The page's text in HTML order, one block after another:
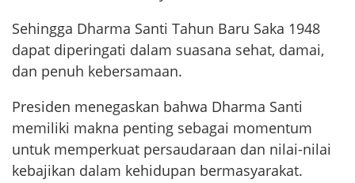
Sehingga Dharma Santi Tahun Baru Saka 1948
dapat diperingati dalam suasana sehat, damai,
dan penuh kebersamaan.
Presiden menegaskan bahwa Dharma Santi
memiliki makna penting sebagai momentum
untuk memperkuat persaudaraan dan nilai-nilai
kebajikan dalam kehidupan bermasyarakat.